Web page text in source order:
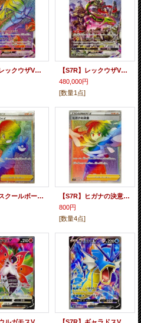
【S7R】レックウザVMAX【HR】
【S7R】レックウザVMAX（スペシャルアート）【HR】
480,000円
[数量1点]
【S7R】スクールボーイ【HR】
【S7R】ヒガナの決意【HR】
800円
[数量4点]